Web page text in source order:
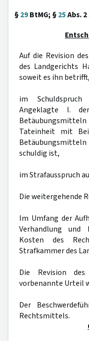
§29BtMG; §25Abs.
Auf die Revision
des Landgerichts
soweit es ihn betrifft,
im
Angeklagte I.
Tateinheit mit
schuldig ist,
im Strafausspruch
Die weitergehende
Im Umfang der
Verhandlung und
Kosten des
Strafkammer des
Die Revision
vorbenannte Urteil
Der
Rechtsmittels.